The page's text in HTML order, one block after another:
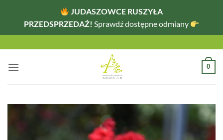
JUDASZOWCE RUSZYŁA
PRZEDSPRZEDAŻ! Sprawdź dostępne odmiany
zawartości
0